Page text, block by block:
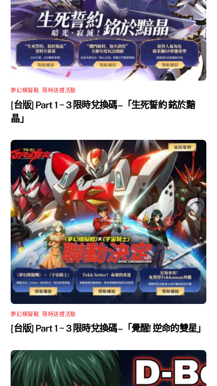
夢幻模擬戰 限時送禮活動
[台版] Part 1 ~ 3 限時兌換碼 –「生死誓約 銘於黯
晶」
夢幻模擬戰 限時送禮活動
[台版] Part 1 ~ 3 限時兌換碼 –「覺醒! 逆命的雙星」